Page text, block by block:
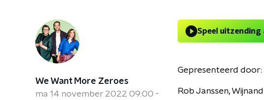
We Want More Zeroes
ma 14 november 2022 09:00 -
Speel uitzending
Gepresenteerd door:
Rob Janssen,